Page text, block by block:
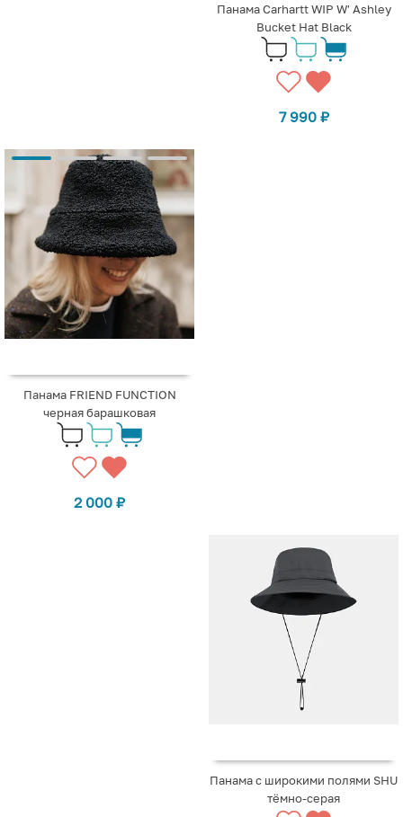
Панама Carhartt WIP W' Ashley
Bucket Hat Black
7 990 ₽
Панама FRIEND FUNCTION
черная барашковая
2 000 ₽
Панама с широкими полями SHU
тёмно-серая